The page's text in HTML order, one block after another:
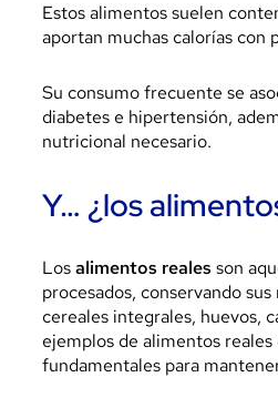
Estos alimentos suelen
aportan muchas calorías con
Su consumo frecuente se
diabetes e hipertensión,
nutricional necesario.
Y… ¿los
Losalimentos reales son
procesados, conservando
cereales integrales, huevos,
ejemplos de alimentos
fundamentales para